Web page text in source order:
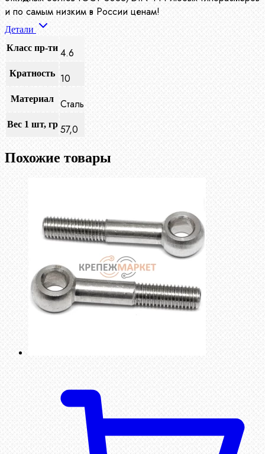
и по самым низким в России ценам!
Детали
Класс пр-ти 4.6
Кратность 10
Материал Сталь
Вес 1 шт, гр 57,0
Похожие товары